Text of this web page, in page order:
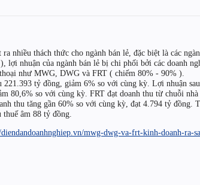
nhiều thách thức cho ngành bán lẻ, đặc biệt là các
lợi nhuận của ngành bán lẻ bị chi phối bởi các doanh
như MWG, DWG và FRT ( chiếm 80% - 90% ).
221.393 tỷ đồng, giảm 6% so với cùng kỳ. Lợi nhuận
80,6% so với cùng kỳ. FRT đạt doanh thu từ chuỗi
thu tăng gần 60% so với cùng kỳ, đạt 4.794 tỷ đồng.
âm 88 tỷ đồng.
mwg-dwg-va-frt-kinh-doanh-ra-